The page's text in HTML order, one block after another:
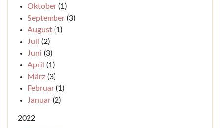
Oktober (1)
September (3)
August (1)
Juli (2)
Juni (3)
April (1)
März (3)
Februar (1)
Januar (2)
2022